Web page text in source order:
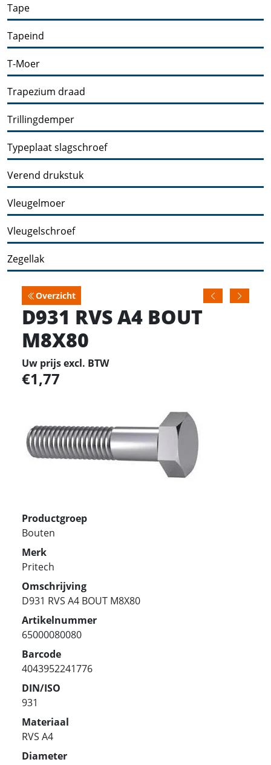
Tape
Tapeind
T-Moer
Trapezium draad
Trillingdemper
Typeplaat slagschroef
Verend drukstuk
Vleugelmoer
Vleugelschroef
Zegellak
Overzicht
D931 RVS A4 BOUT
M8X80
Uw prijs excl. BTW
1,77
Productgroep
Bouten
Merk
Pritech
Omschrijving
D931 RVS A4 BOUT M8X80
Artikelnummer
65000080080
Barcode
4043952241776
DIN/ISO
931
Materiaal
RVS A4
Diameter